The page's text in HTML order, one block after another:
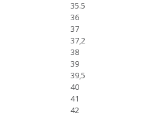
35.5
36
37
37,2
38
39
39,5
40
41
42